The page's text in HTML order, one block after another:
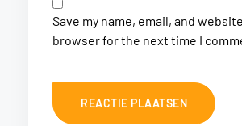
Save my name, email, and
browser for the next time I